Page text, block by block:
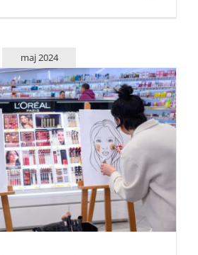
maj 2024
popuste na sve make-up proizvode
Lepota i moda